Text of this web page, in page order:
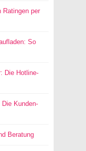
Ratingen per
So
Die Hotline-
Die Kunden-
Beratung